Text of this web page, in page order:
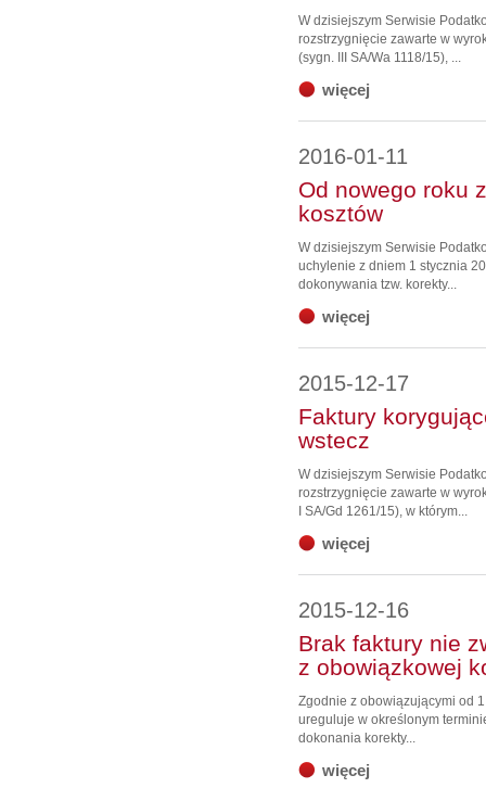
W dzisiejszym Serwisie
rozstrzygnięcie zawarte w
(sygn. III SA/Wa 1118/15), ...
więcej
2016-01-11
Od nowego roku
kosztów
W dzisiejszym Serwisie
uchylenie z dniem 1 stycznia
dokonywania tzw. korekty...
więcej
2015-12-17
Faktury
wstecz
W dzisiejszym Serwisie
rozstrzygnięcie zawarte w
I SA/Gd 1261/15), w którym...
więcej
2015-12-16
Brak faktury nie
z obowiązkowej
Zgodnie z obowiązującymi od
ureguluje w określonym
dokonania korekty...
więcej